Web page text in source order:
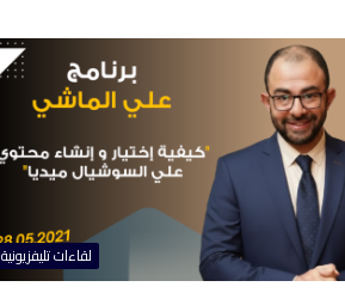
لقاءات تليفزيونية